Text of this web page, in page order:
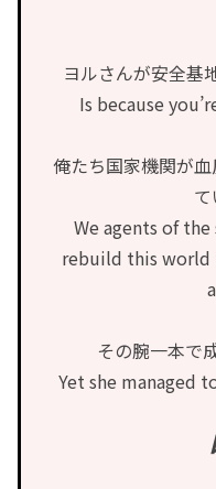
ヨルさんが安全基
Is because
俺たち国家機関が
We agents of
rebuild this world
その腕一本で
Yet she managed